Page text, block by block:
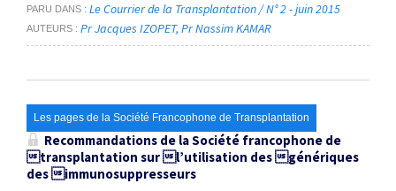
PARU DANS Le Courrier de la Transplantation / N° 2 - juin 2015
AUTEURS Pr Jacques IZOPET Pr Nassim KAMAR
Les pages de la Société Francophone de Transplantation
Recommandations de la Société francophone de
transplantation sur l’utilisation des génériques
des immunosuppresseurs